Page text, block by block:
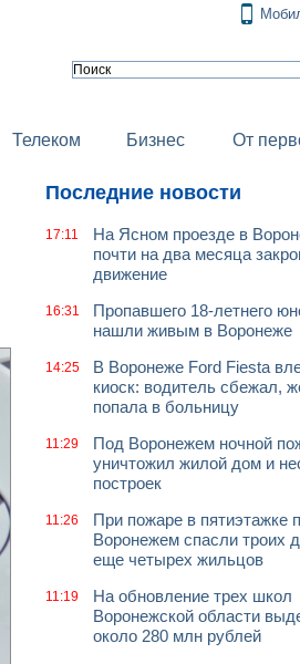
Телеком Бизнес От
Последние новости
17:11
На Ясном проезде в
почти на два месяца
движение
16:31
Пропавшего 18-летнего
нашли живым в Воронеже
14:25
В Воронеже Ford Fiesta
киоск: водитель сбежал,
попала в больницу
11:29
Под Воронежем ночной
уничтожил жилой дом и
построек
11:26
При пожаре в пятиэтажке
Воронежем спасли троих
еще четырех жильцов
11:19
На обновление трех школ
Воронежской области
около 280 млн рублей